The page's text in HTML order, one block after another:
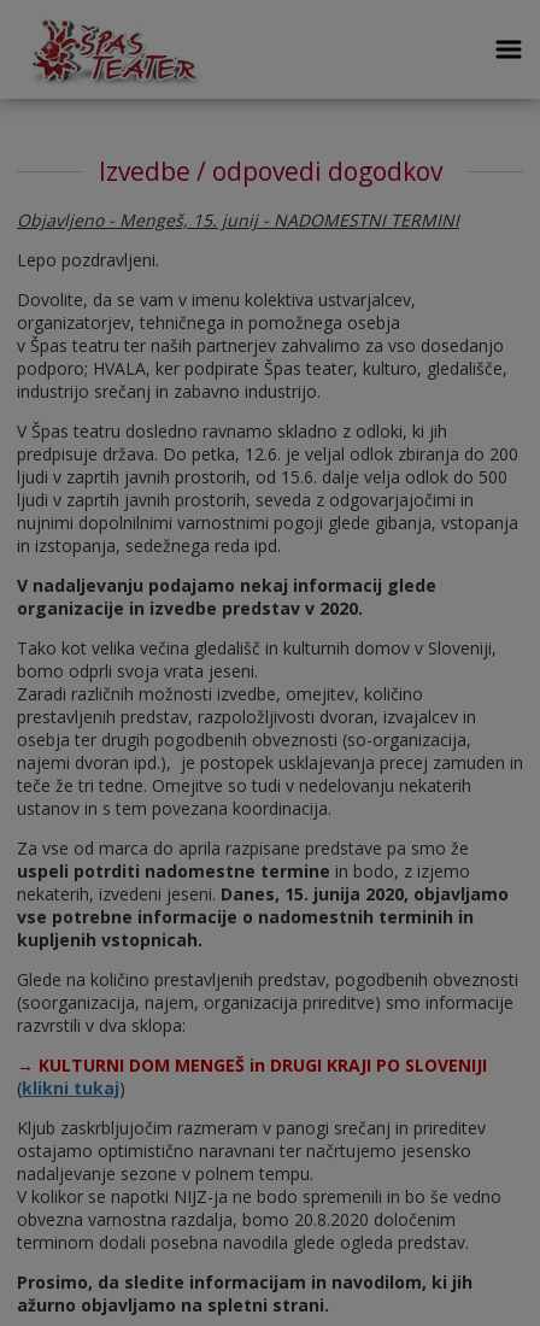
Izvedbe / odpovedi dogodkov
Objavljeno - Mengeš, 15. junij - NADOMESTNI TERMINI
Lepo pozdravljeni.
Dovolite, da se vam v imenu kolektiva ustvarjalcev,
organizatorjev, tehničnega in pomožnega osebja
v Špas teatru ter naših partnerjev zahvalimo za vso dosedanjo
podporo; HVALA, ker podpirate Špas teater, kulturo, gledališče,
industrijo srečanj in zabavno industrijo.
V Špas teatru dosledno ravnamo skladno z odloki, ki jih
predpisuje država. Do petka, 12.6. je veljal odlok zbiranja do 200
ljudi v zaprtih javnih prostorih, od 15.6. dalje velja odlok do 500
ljudi v zaprtih javnih prostorih, seveda z odgovarjajočimi in
nujnimi dopolnilnimi varnostnimi pogoji glede gibanja, vstopanja
in izstopanja, sedežnega reda ipd.
V nadaljevanju podajamo nekaj informacij glede
organizacije in izvedbe predstav v 2020.
Tako kot velika večina gledališč in kulturnih domov v Sloveniji,
bomo odprli svoja vrata jeseni.
Zaradi različnih možnosti izvedbe, omejitev, količino
prestavljenih predstav, razpoložljivosti dvoran, izvajalcev in
osebja ter drugih pogodbenih obveznosti (so-organizacija,
najemi dvoran ipd.), je postopek usklajevanja precej zamuden in
teče že tri tedne. Omejitve so tudi v nedelovanju nekaterih
ustanov in s tem povezana koordinacija.
Za vse od marca do aprila razpisane predstave pa smo že
uspeli potrditi nadomestne termine in bodo, z izjemo
nekaterih, izvedeni jeseni. Danes, 15. junija 2020, objavljamo
vse potrebne informacije o nadomestnih terminih in
kupljenih vstopnicah.
Glede na količino prestavljenih predstav, pogodbenih obveznosti
(soorganizacija, najem, organizacija prireditve) smo informacije
razvrstili v dva sklopa:
→ KULTURNI DOM MENGEŠ in DRUGI KRAJI PO SLOVENIJI
(klikni tukaj)
Kljub zaskrbljujočim razmeram v panogi srečanj in prireditev
ostajamo optimistično naravnani ter načrtujemo jesensko
nadaljevanje sezone v polnem tempu.
V kolikor se napotki NIJZ-ja ne bodo spremenili in bo še vedno
obvezna varnostna razdalja, bomo 20.8.2020 določenim
terminom dodali posebna navodila glede ogleda predstav.
Prosimo, da sledite informacijam in navodilom, ki jih
ažurno objavljamo na spletni strani.